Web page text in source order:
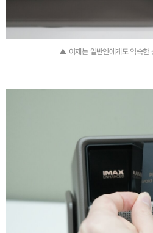
▲ 이제는 일반인에게도 익숙한